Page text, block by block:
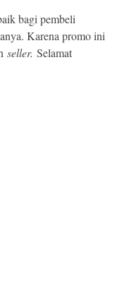
bagi pembeli
Karena promo ini
seller. Selamat